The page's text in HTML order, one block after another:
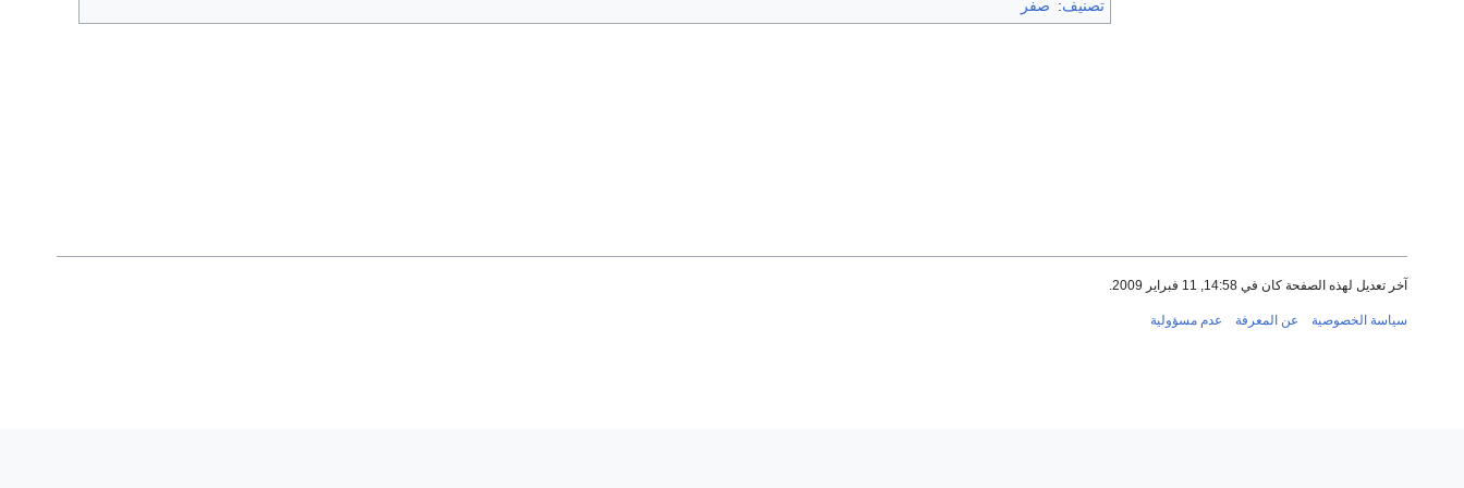
تصنيف: صفر
آخر تعديل لهذه الصفحة كان في 14:58, 11 فبراير 2009.
سياسة الخصوصية عن المعرفة عدم مسؤولية